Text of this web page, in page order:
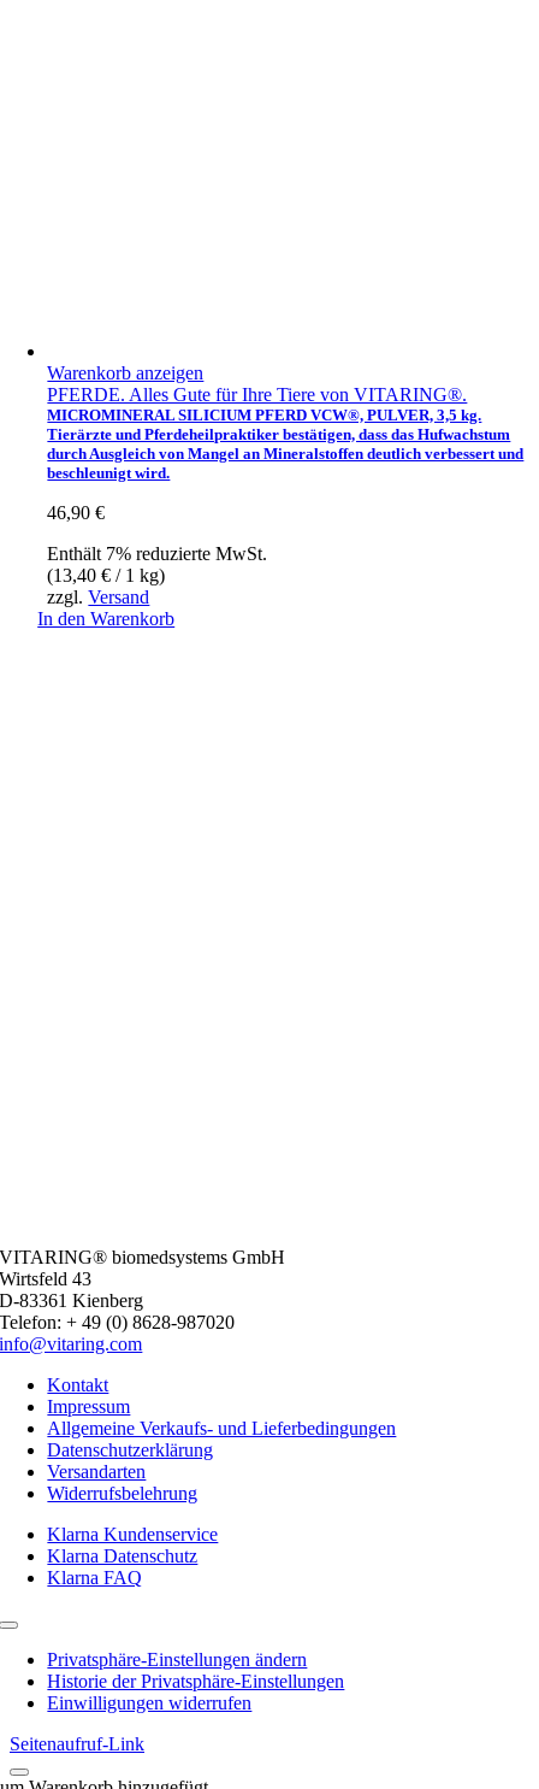
Warenkorb anzeigen
PFERDE. Alles Gute für Ihre Tiere von VITARING®.
MICROMINERAL SILICIUM PFERD VCW®, PULVER, 3,5 kg.
Tierärzte und Pferdeheilpraktiker bestätigen, dass das Hufwachstum
durch Ausgleich von Mangel an Mineralstoffen deutlich verbessert und
beschleunigt wird.
46,90€
Enthält 7% reduzierte MwSt.
(13,40€ / 1 kg)
zzgl.Versand
In den Warenkorb
VITARING® biomedsystems GmbH
Wirtsfeld 43
D-83361 Kienberg
Telefon: + 49 (0) 8628-987020
info@vitaring.com
Kontakt
Impressum
Allgemeine Verkaufs- und Lieferbedingungen
Datenschutzerklärung
Versandarten
Widerrufsbelehrung
Klarna Kundenservice
Klarna Datenschutz
Klarna FAQ
Toggle
NavigationPrivatsphäre-Einstellungen ändern
Historie der Privatsphäre-Einstellungen
Einwilligungen widerrufen
Seitenaufruf-Link